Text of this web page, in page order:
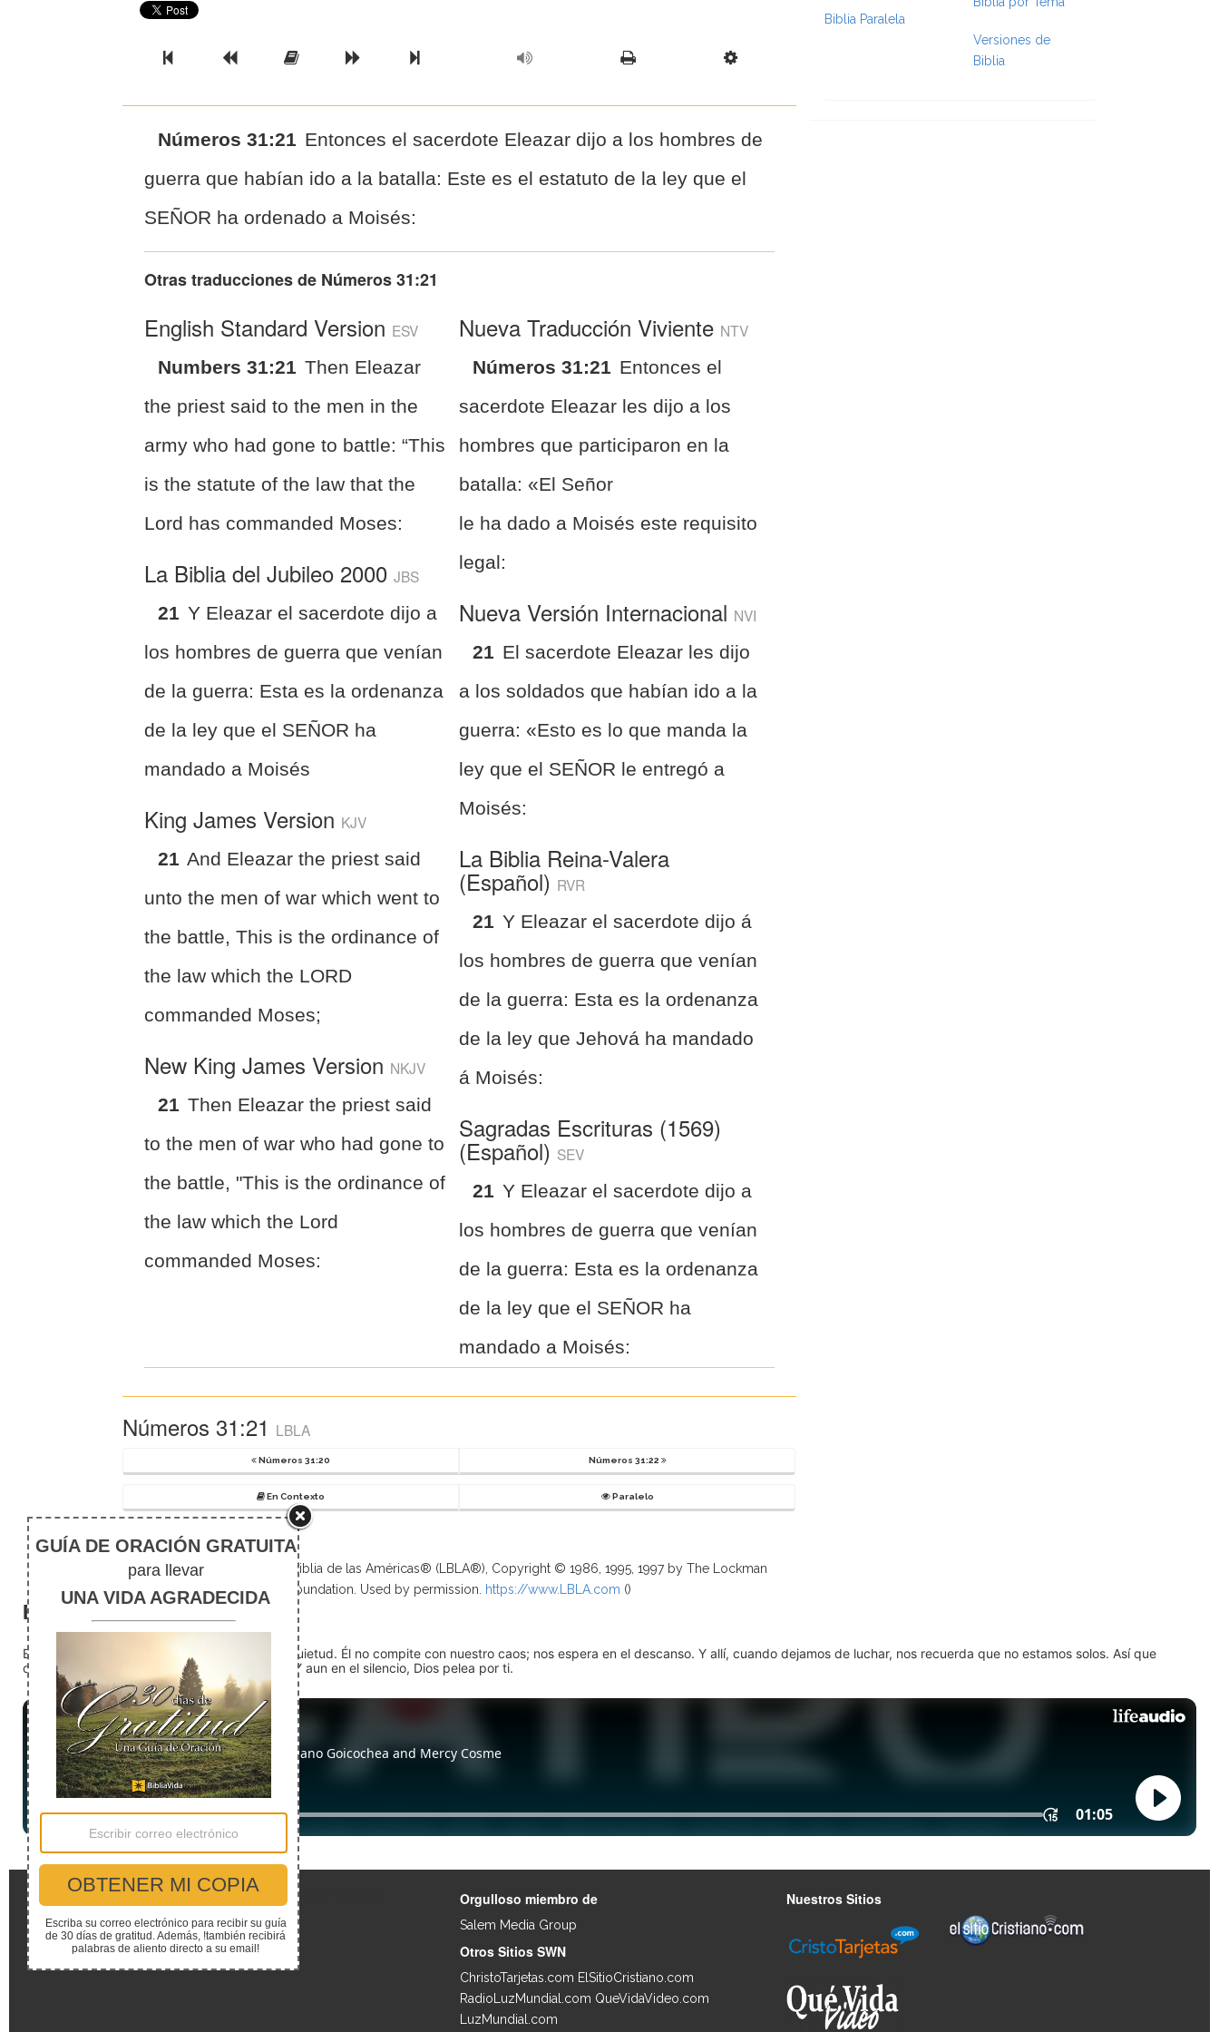
Previous BookPrevious Chapter
Read the Full Chapter
Next Chapter
Next Book Scripture Formatting
Números 31:21 Entonces el sacerdote Eleazar dijo a los hombres de
guerra que habían ido a la batalla: Este es el estatuto de la ley que el
SEÑOR ha ordenado a Moisés:
Otras traducciones de Números 31:21
English Standard Version ESV
Numbers 31:21 Then Eleazar
the priest said to the men in the
army who had gone to battle: “This
is the statute of the law that the
Lord has commanded Moses:
La Biblia del Jubileo 2000JBS
21 Y Eleazar el sacerdote dijo a
los hombres de guerra que venían
de la guerra: Esta es la ordenanza
de la ley que el SEÑOR ha
mandado a Moisés
King James Version KJV
21 And Eleazar the priest said
unto the men of war which went to
the battle, This is the ordinance of
the law which the LORD
commanded Moses;
New King James Version NKJV
21 Then Eleazar the priest said
to the men of war who had gone to
the battle, "This is the ordinance of
the law which the Lord
commanded Moses:
Nueva Traducción Viviente NTV
Números 31:21 Entonces el
sacerdote Eleazar les dijo a los
hombres que participaron en la
batalla: «El Señor
le ha dado a Moisés este requisito
legal:
Nueva Versión Internacional NVI
21 El sacerdote Eleazar les dijo
a los soldados que habían ido a la
guerra: «Esto es lo que manda la
ley que el SEÑOR le entregó a
Moisés:
La Biblia Reina-Valera
(Español) RVR
21 Y Eleazar el sacerdote dijo á
los hombres de guerra que venían
de la guerra: Esta es la ordenanza
de la ley que Jehová ha mandado
á Moisés:
Sagradas Escrituras (1569)
(Español) SEV
21 Y Eleazar el sacerdote dijo a
los hombres de guerra que venían
de la guerra: Esta es la ordenanza
de la ley que el SEÑOR ha
mandado a Moisés:
Números 31:21 LBLA
Números 31:20 Números 31:22
En Contexto Paralelo
Scripture taken from La Biblia de las Américas® (LBLA®), Copyright © 1986, 1995, 1997 by The Lockman
Foundation. Used by permission.
https://www.LBLA.com ()
Biblia Paralela
Versiones de
Biblia
El silencio
En medio del ruido, Dios nos encuentra en la quietud. Él no compite con nuestro caos; nos espera en el descanso. Y allí, cuando dejamos de luchar, nos recuerda que no estamos solos. Así que
detente (quédate quieto) Dios está presente. Y aun en el silencio, Dios pelea por ti.
Enlaces Rápidos Orgulloso miembro de
Salem Media Group
Otros Sitios SWN
ChristoTarjetas.com ElSitioCristiano.com
RadioLuzMundial.com QueVidaVideo.com
LuzMundial.com
Nuestros Sitios